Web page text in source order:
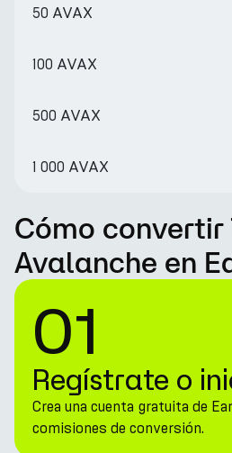
50 AVAX
100 AVAX
500 AVAX
1 000 AVAX
Cómo convertir
Avalanche en
01
Regístrate o
Crea una cuenta gratuita de
comisiones de conversión.